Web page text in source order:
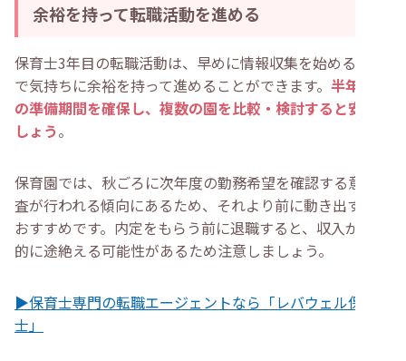
余裕を持って転職活動を進める
保育士3年目の転職活動は、早めに情報収集を始めること
で気持ちに余裕を持って進めることができます。 半年以上
の準備期間を確保し、複数の園を比較・検討すると安心で
しょう。
保育園では、秋ごろに次年度の勤務希望を確認する意向調
査が行われる傾向にあるため、それより前に動き出すのが
おすすめです。内定をもらう前に退職すると、収入が一時
的に途絶える可能性があるため注意しましょう。
▶保育士専門の転職エージェントなら「レバウェル保育
士」